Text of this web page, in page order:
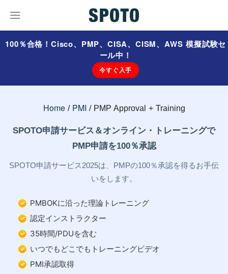
100％合格！Cisco、PMP、CISA、CISM、AWS 模擬試験セ
ール中！
今すぐ入手
Home PMI PMP Approval + Training
SPOTO申請サービス＆オンライン・トレーニングで
PMP申請を100％承認
SPOTO申請サービス2025は、PMPの100％承認を得るお手伝
いをします。
PMBOKに沿った理論トレーニング
認定インストラクター
35時間/PDUを含む
いつでもどこでもトレーニングビデオ
PMI承認取得